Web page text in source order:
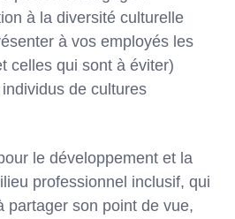
à la diversité culturelle
à vos employés les
celles qui sont à éviter)
de cultures
le développement et la
professionnel inclusif, qui
partager son point de vue,